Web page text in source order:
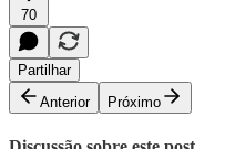
70
Partilhar
Anterior
Próximo